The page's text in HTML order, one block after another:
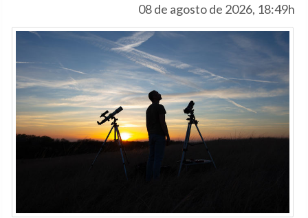
08 de agosto de 2026, 18:49h